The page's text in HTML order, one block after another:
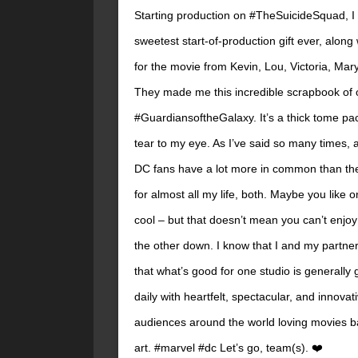
Starting production on #TheSuicideSquad,
sweetest start-of-production gift ever,
for the movie from Kevin, Lou, Victoria,
They made me this incredible scrapbook of
#GuardiansoftheGalaxy. It’s a thick tome
tear to my eye. As I’ve said so many times,
DC fans have a lot more in common than
for almost all my life, both. Maybe you like
cool – but that doesn’t mean you can’t
the other down. I know that I and my
that what’s good for one studio is
daily with heartfelt, spectacular, and
audiences around the world loving movies
art. #marvel #dc Let’s go, team(s). ❤️